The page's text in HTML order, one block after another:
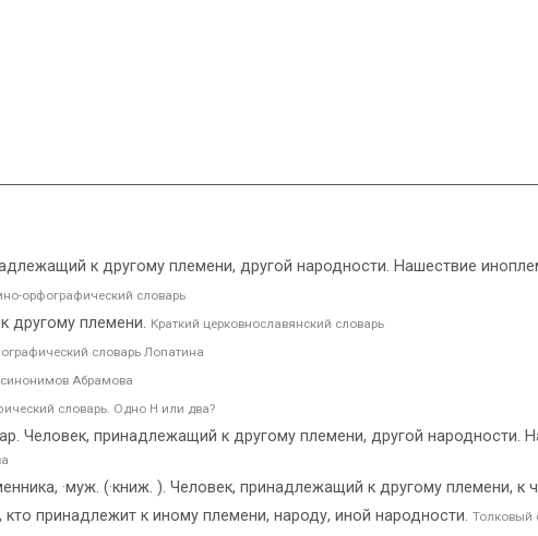
к другому племени, другой народности. Нашествие
орфографический словарь
другому племени. Краткий церковнославянский словарь
словарь Лопатина
Абрамова
словарь. Одно Н или два?
Человек, принадлежащий к другому племени, другой народности.
·муж. (·книж. ). Человек, принадлежащий к другому племени, к
кто принадлежит к иному племени, народу, иной народности. Толковый